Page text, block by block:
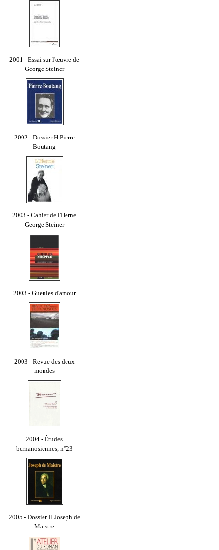
2001 - Essai sur l'œuvre de
George Steiner
2002 - Dossier H Pierre
Boutang
2003 - Cahier de l'Herne
George Steiner
2003 - Gueules d'amour
2003 - Revue des deux
mondes
2004 - Études
bernanosiennes, n°23
2005 - Dossier H Joseph de
Maistre